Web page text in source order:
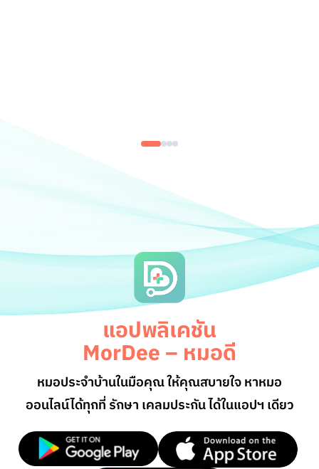
แอปพลิเคชัน
MorDee – หมอดี
หมอประจำบ้านในมือคุณ ให้คุณสบายใจ หาหมอ
ออนไลน์ได้ทุกที่ รักษา เคลมประกัน ได้ในแอปฯ เดียว